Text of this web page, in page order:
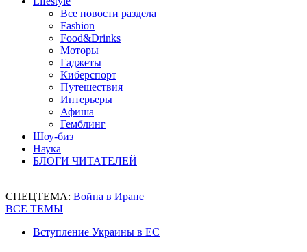
Все новости раздела
Fashion
Food&Drinks
Моторы
Гаджеты
Киберспорт
Путешествия
Интерьеры
Афиша
Гемблинг
Шоу-биз
Наука
БЛОГИ ЧИТАТЕЛЕЙ
СПЕЦТЕМА: Война в Иране
ВСЕ ТЕМЫ
Вступление Украины в ЕС